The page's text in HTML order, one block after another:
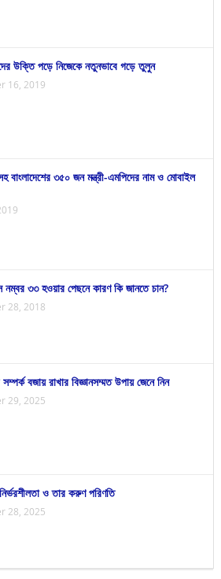
উক্তি পড়ে নিজেকে নতুনভাবে গড়ে তুলুন
16, 2019
বাংলাদেশের ৩৫০ জন মন্ত্রী-এমপিদের নাম ও মোবাইল
নম্বর ৩৩ হওয়ার পেছনে কারণ কি জানতে চান?
28, 2018
সম্পর্ক বজায় রাখার বিজ্ঞানসম্মত উপায় জেনে নিন
29, 2025
ও তার করুণ পরিণতি
28, 2025